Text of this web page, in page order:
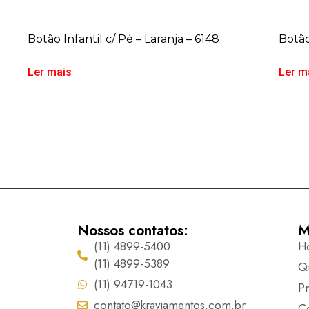
Botão Infantil c/ Pé – Laranja – 6148
Ler mais Ler
Nossos contatos:
(11) 4899-5400
(11) 4899-5389
(11) 94719-1043
contato@kraviamentos.com.br